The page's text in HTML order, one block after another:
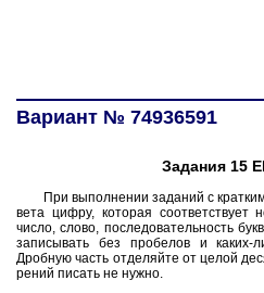
Вариант № 74936591
Задания 15
При вы­пол­не­нии за­да­ний с
ве­та цифру, ко­то­рая со­от­вет­ству­ет
число, слово, по­сле­до­ва­тель­ность
за­пи­сы­вать без про­бе­лов и каких-
Дроб­ную часть от­де­ляй­те от целой
ре­ний пи­сать не нужно.